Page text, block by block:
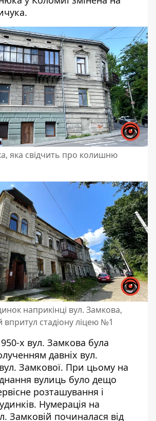
яка свідчить про колишню
наприкінці вул. Замкова,
стадіону ліцею №1
х вул. Замкова була
давніх вул.
Замкової. При цьому на
вулиць було дещо
розташування і
Нумерація на
Замковій починалася від